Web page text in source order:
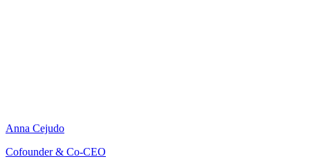
Anna Cejudo
Cofounder & Co-CEO